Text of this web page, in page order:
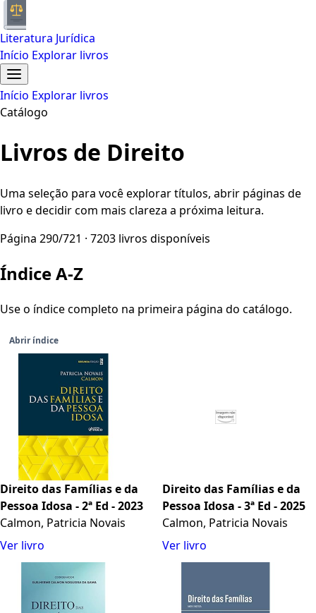
Literatura Jurídica
Início Explorar livros
Início Explorar livros
Catálogo
Livros de Direito
Uma seleção para você explorar títulos, abrir páginas de
livro e decidir com mais clareza a próxima leitura.
Página 290/721 · 7203 livros disponíveis
Índice A-Z
Use o índice completo na primeira página do catálogo.
Abrir índice
Direito das Famílias e da
Pessoa Idosa - 2ª Ed - 2023
Calmon, Patricia Novais
Ver livro
Direito das Famílias e da
Pessoa Idosa - 3ª Ed - 2025
Calmon, Patricia Novais
Ver livro